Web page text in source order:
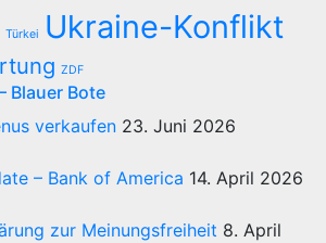
Türkei Ukraine-Konflikt
ZDF
Blauer Bote
verkaufen 23. Juni 2026
– Bank of America 14. April 2026
zur Meinungsfreiheit 8. April